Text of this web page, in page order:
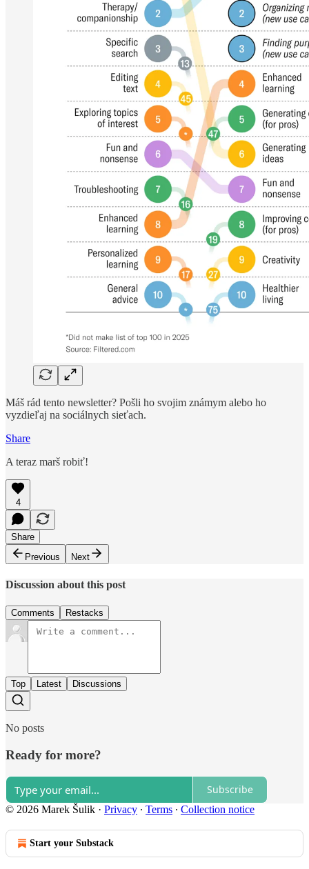
Máš rád tento newsletter? Pošli ho svojim známym alebo ho
vyzdieľaj na sociálnych sieťach.
Share
A teraz marš robiť!
4
Share
Previous
Next
Discussion about this post
Comments Restacks
Top Latest Discussions
No posts
Ready for more?
Subscribe
© 2026 Marek Šulik · Privacy ∙ Terms ∙ Collection notice
Start your Substack